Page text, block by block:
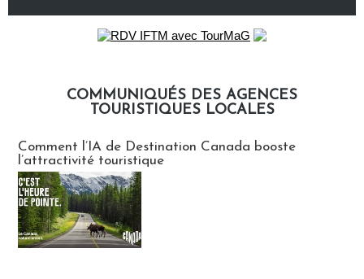
COMMUNIQUÉS DES AGENCES
TOURISTIQUES LOCALES
Comment l’IA de Destination Canada booste
l’attractivité touristique